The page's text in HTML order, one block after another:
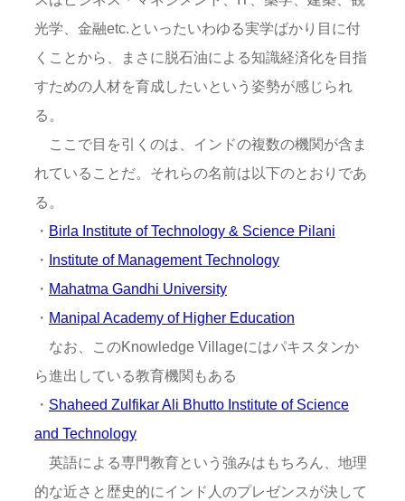
光学、金融etc.といったいわゆる実学ばかり目に付
くことから、まさに脱石油による知識経済化を目指
すための人材を育成したいという姿勢が感じられ
る。
ここで目を引くのは、インドの複数の機関が含ま
れていることだ。それらの名前は以下のとおりであ
る。
・ Birla Institute of Technology & Science Pilani
・ Institute of Management Technology
・ Mahatma Gandhi University
・ Manipal Academy of Higher Education
なお、このKnowledge Villageにはパキスタンか
ら進出している教育機関もある
・ Shaheed Zulfikar Ali Bhutto Institute of Science
and Technology
英語による専門教育という強みはもちろん、地理
的な近さと歴史的にインド人のプレゼンスが決して